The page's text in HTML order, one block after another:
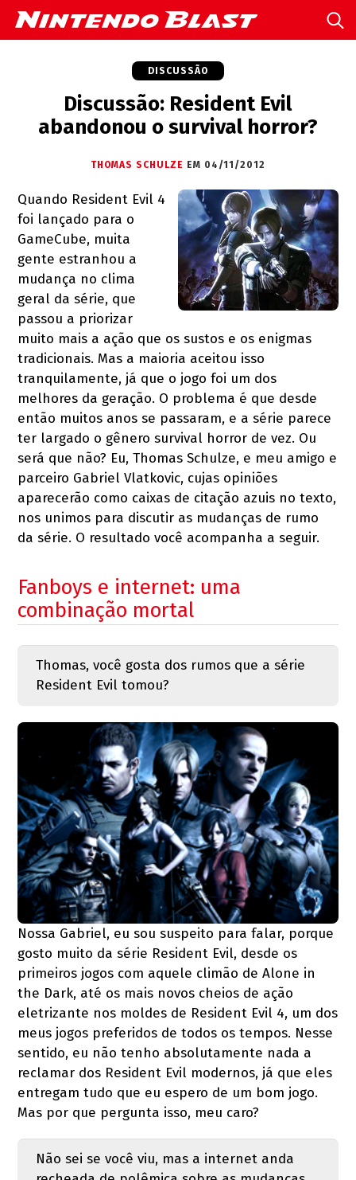
DISCUSSÃO
Discussão: Resident Evil
abandonou o survival horror?
THOMAS SCHULZE EM 04/11/2012
Quando Resident Evil 4
foi lançado para o
GameCube, muita
gente estranhou a
mudança no clima
geral da série, que
passou a priorizar
muito mais a ação que os sustos e os enigmas
tradicionais. Mas a maioria aceitou isso
tranquilamente, já que o jogo foi um dos
melhores da geração. O problema é que desde
então muitos anos se passaram, e a série parece
ter largado o gênero survival horror de vez. Ou
será que não? Eu, Thomas Schulze, e meu amigo e
parceiro Gabriel Vlatkovic, cujas opiniões
aparecerão como caixas de citação azuis no texto,
nos unimos para discutir as mudanças de rumo
da série. O resultado você acompanha a seguir.
Fanboys e internet: uma
combinação mortal
Thomas, você gosta dos rumos que a série
Resident Evil tomou?
Nossa Gabriel, eu sou suspeito para falar, porque
gosto muito da série Resident Evil, desde os
primeiros jogos com aquele climão de Alone in
the Dark, até os mais novos cheios de ação
eletrizante nos moldes de Resident Evil 4, um dos
meus jogos preferidos de todos os tempos. Nesse
sentido, eu não tenho absolutamente nada a
reclamar dos Resident Evil modernos, já que eles
entregam tudo que eu espero de um bom jogo.
Mas por que pergunta isso, meu caro?
Não sei se você viu, mas a internet anda